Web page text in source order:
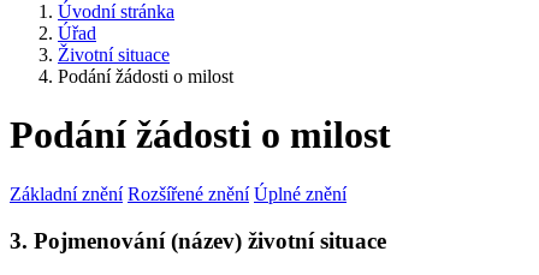
Úvodní stránka
Úřad
Životní situace
Podání žádosti o milost
Podání žádosti o milost
Základní znění Rozšířené znění Úplné znění
3. Pojmenování (název) životní situace